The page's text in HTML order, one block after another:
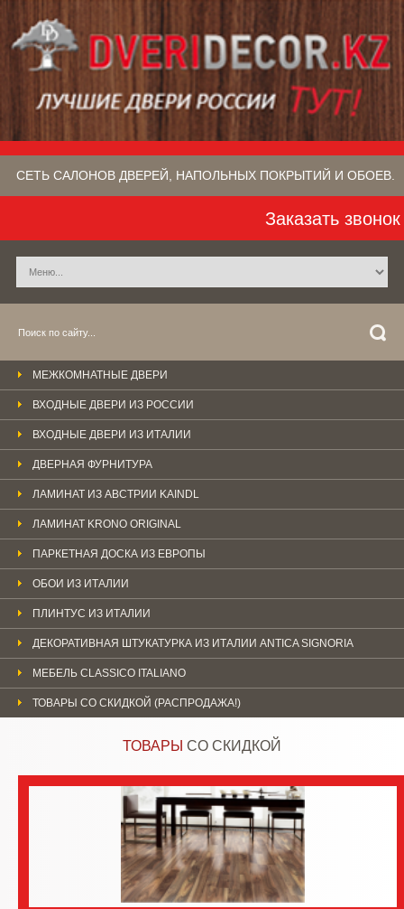
СЕТЬ САЛОНОВ ДВЕРЕЙ, НАПОЛЬНЫХ ПОКРЫТИЙ​ И ОБОЕВ.
Заказать звонок
МЕЖКОМНАТНЫЕ ДВЕРИ
ВХОДНЫЕ ДВЕРИ ИЗ РОССИИ
ВХОДНЫЕ ДВЕРИ ИЗ ИТАЛИИ
ДВЕРНАЯ ФУРНИТУРА
ЛАМИНАТ ИЗ АВСТРИИ KAINDL
ЛАМИНАТ KRONO ORIGINAL
ПАРКЕТНАЯ ДОСКА ИЗ ЕВРОПЫ
ОБОИ ИЗ ИТАЛИИ
ПЛИНТУС ИЗ ИТАЛИИ
ДЕКОРАТИВНАЯ ШТУКАТУРКА ИЗ ИТАЛИИ ANTICA SIGNORIA
МЕБЕЛЬ CLASSICO ITALIANO
ТОВАРЫ СО СКИДКОЙ (РАСПРОДАЖА!)
ТОВАРЫ СО СКИДКОЙ